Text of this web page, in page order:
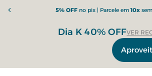
5% OFFno pix | Parcele em10x
Dia K 40% OFFVER